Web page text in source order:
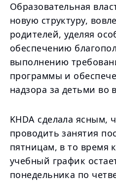
Образовательная
новую структуру,
родителей, уделяя
обеспечению
выполнению
программы и
надзора за детьми во
KHDA сделала ясным,
проводить занятия
пятницам, в то время
учебный график
понедельника по